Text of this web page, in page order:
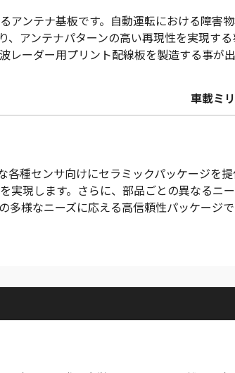
アンテナ基板です。自動運転における障害
アンテナパターンの高い再現性を実現す
ーダー用プリント配線板を製造する事が出
車載ミ
種センサ向けにセラミックパッケージを
現します。さらに、部品ごとの異なるニ
様なニーズに応える高信頼性パッケージで